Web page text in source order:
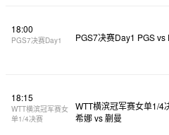
18:00
PGS7决赛Day1 PGS7决赛Day1 PGS vs
18:15
WTT横滨冠军赛女
单1/4决赛
WTT横滨冠军赛女单1/4
希娜 vs 蒯曼